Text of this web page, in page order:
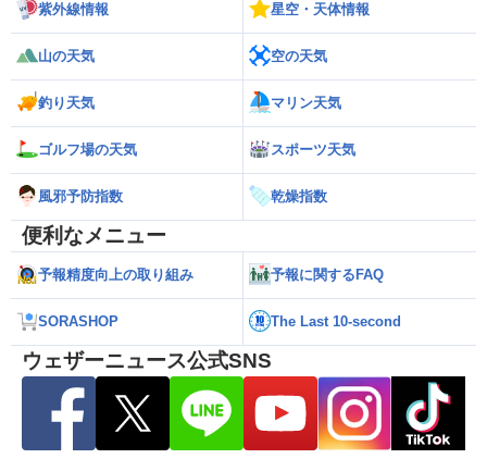
紫外線情報 星空・天体情報
山の天気 空の天気
釣り天気 マリン天気
ゴルフ場の天気 スポーツ天気
風邪予防指数 乾燥指数
便利なメニュー
予報精度向上の取り組み 予報に関するFAQ
SORASHOP The Last 10-second
ウェザーニュース公式SNS